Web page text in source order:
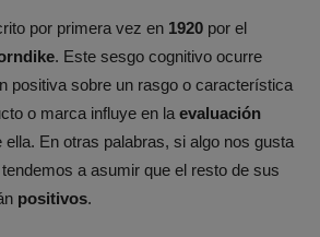
por primera vez en 1920 por el
. Este sesgo cognitivo ocurre
positiva sobre un rasgo o característica
o marca influye en la evaluación
ella. En otras palabras, si algo nos gusta
a asumir que el resto de sus
positivos.